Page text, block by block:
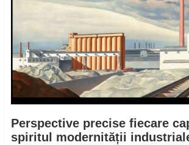
Perspective precise fiecare
spiritul modernității